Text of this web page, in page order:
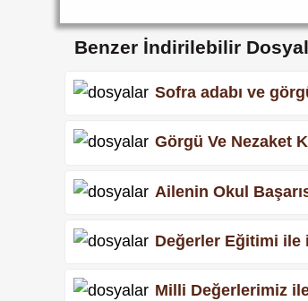
Benzer İndirilebilir
Sofra adabı ve
Görgü Ve Nezaket
Ailenin Okul
Değerler Eğitimi
Milli Değerlerimiz